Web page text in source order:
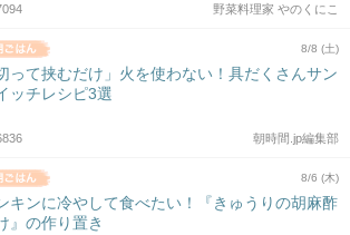
野菜料理家 やのくにこ
8/8 (土)
切って挟むだけ」火を使わない！具だくさんサン
ッチレシピ3選
朝時間.jp編集部
8/6 (木)
キンに冷やして食べたい！『きゅうりの胡麻酢
』の作り置き